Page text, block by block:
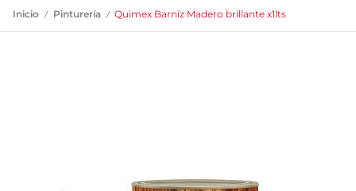
Inicio / Pinturería / Quimex Barníz Madero brillante x1lts